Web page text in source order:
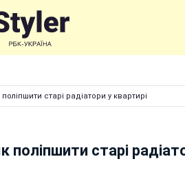
старі радіатори у квартирі
поліпшити старі